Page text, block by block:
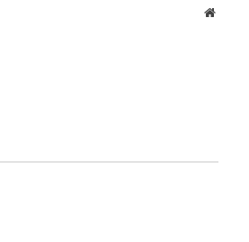
Website